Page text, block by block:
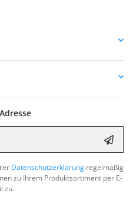
Datenschutzerklärung regelmäßig
zu Ihrem Produktsortiment per E-
zu.